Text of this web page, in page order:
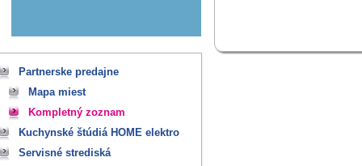
Partnerske predajne
Mapa miest
Kompletný zoznam
Kuchynské štúdiá HOME elektro
Servisné strediská